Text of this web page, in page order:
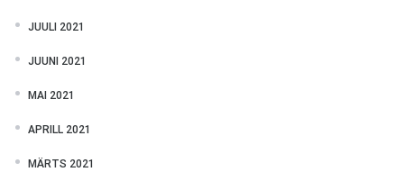
JUULI 2021
JUUNI 2021
MAI 2021
APRILL 2021
MÄRTS 2021